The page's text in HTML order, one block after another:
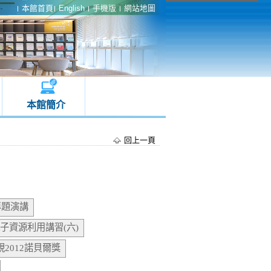
本館首頁 English 手機版 網站地圖
本館簡介
回上一頁
演講
資源利用講習(六)
2012諾貝爾獎